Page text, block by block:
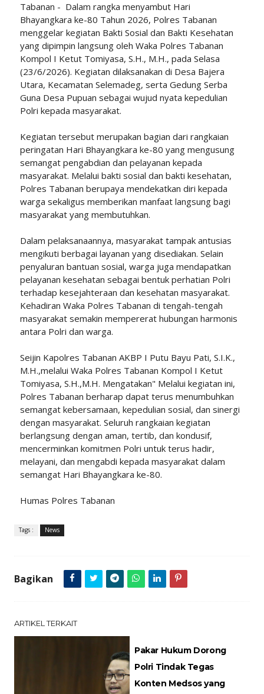
Tabanan - Dalam rangka menyambut Hari
Bhayangkara ke-80 Tahun 2026, Polres Tabanan
menggelar kegiatan Bakti Sosial dan Bakti Kesehatan
yang dipimpin langsung oleh Waka Polres Tabanan
Kompol I Ketut Tomiyasa, S.H., M.H., pada Selasa
(23/6/2026). Kegiatan dilaksanakan di Desa Bajera
Utara, Kecamatan Selemadeg, serta Gedung Serba
Guna Desa Pupuan sebagai wujud nyata kepedulian
Polri kepada masyarakat.
Kegiatan tersebut merupakan bagian dari rangkaian
peringatan Hari Bhayangkara ke-80 yang mengusung
semangat pengabdian dan pelayanan kepada
masyarakat. Melalui bakti sosial dan bakti kesehatan,
Polres Tabanan berupaya mendekatkan diri kepada
warga sekaligus memberikan manfaat langsung bagi
masyarakat yang membutuhkan.
Dalam pelaksanaannya, masyarakat tampak antusias
mengikuti berbagai layanan yang disediakan. Selain
penyaluran bantuan sosial, warga juga mendapatkan
pelayanan kesehatan sebagai bentuk perhatian Polri
terhadap kesejahteraan dan kesehatan masyarakat.
Kehadiran Waka Polres Tabanan di tengah-tengah
masyarakat semakin mempererat hubungan harmonis
antara Polri dan warga.
Seijin Kapolres Tabanan AKBP I Putu Bayu Pati, S.I.K.,
M.H.,melalui Waka Polres Tabanan Kompol I Ketut
Tomiyasa, S.H.,M.H. Mengatakan" Melalui kegiatan ini,
Polres Tabanan berharap dapat terus menumbuhkan
semangat kebersamaan, kepedulian sosial, dan sinergi
dengan masyarakat. Seluruh rangkaian kegiatan
berlangsung dengan aman, tertib, dan kondusif,
mencerminkan komitmen Polri untuk terus hadir,
melayani, dan mengabdi kepada masyarakat dalam
semangat Hari Bhayangkara ke-80.
Humas Polres Tabanan
Tags : News
Bagikan
ARTIKEL TERKAIT
Pakar Hukum Dorong
Polri Tindak Tegas
Konten Medsos yang